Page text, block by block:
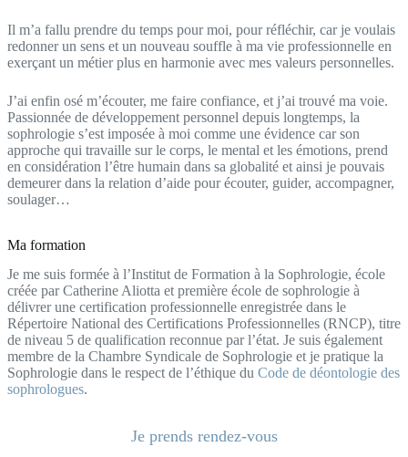
Il m’a fallu prendre du temps pour moi, pour réfléchir, car je voulais
redonner un sens et un nouveau souffle à ma vie professionnelle en
exerçant un métier plus en harmonie avec mes valeurs personnelles.
J’ai enfin osé m’écouter, me faire confiance, et j’ai trouvé ma voie.
Passionnée de développement personnel depuis longtemps, la
sophrologie s’est imposée à moi comme une évidence car son
approche qui travaille sur le corps, le mental et les émotions, prend
en considération l’être humain dans sa globalité et ainsi je pouvais
demeurer dans la relation d’aide pour écouter, guider, accompagner,
soulager…
Ma formation
Je me suis formée à l’Institut de Formation à la Sophrologie, école
créée par Catherine Aliotta et première école de sophrologie à
délivrer une certification professionnelle enregistrée dans le
Répertoire National des Certifications Professionnelles (RNCP), titre
de niveau 5 de qualification reconnue par l’état. Je suis également
membre de la Chambre Syndicale de Sophrologie et je pratique la
Sophrologie dans le respect de l’éthique du Code de déontologie des
sophrologues.
Je prends rendez-vous